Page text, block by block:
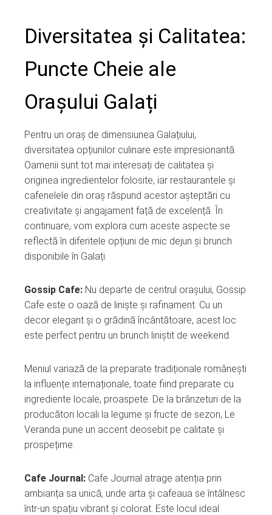
Diversitatea și Calitatea:
Puncte Cheie ale
Orașului Galați
Pentru un oraș de dimensiunea Galațiului,
diversitatea opțiunilor culinare este impresionantă.
Oamenii sunt tot mai interesați de calitatea și
originea ingredientelor folosite, iar restaurantele și
cafenelele din oraș răspund acestor așteptări cu
creativitate și angajament față de excelență. În
continuare, vom explora cum aceste aspecte se
reflectă în diferitele opțiuni de mic dejun și brunch
disponibile în Galați.
Gossip Cafe: Nu departe de centrul orașului, Gossip
Cafe este o oază de liniște și rafinament. Cu un
decor elegant și o grădină încântătoare, acest loc
este perfect pentru un brunch liniștit de weekend.
Meniul variază de la preparate tradiționale românești
la influențe internaționale, toate fiind preparate cu
ingrediente locale, proaspete. De la brânzeturi de la
producători locali la legume și fructe de sezon, Le
Veranda pune un accent deosebit pe calitate și
prospețime.
Cafe Journal: Cafe Journal atrage atenția prin
ambianța sa unică, unde arta și cafeaua se întâlnesc
într-un spațiu vibrant și colorat. Este locul ideal